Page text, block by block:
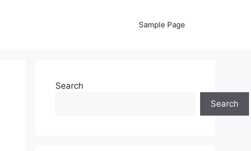
Sample Page
Search
Search